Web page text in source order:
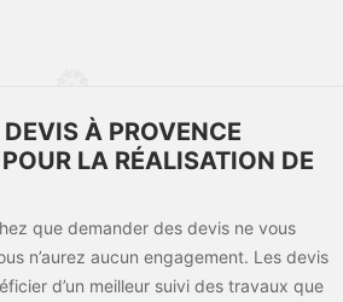
À PROVENCE
LA RÉALISATION DE
que demander des devis ne vous
n’aurez aucun engagement. Les devis
d’un meilleur suivi des travaux que